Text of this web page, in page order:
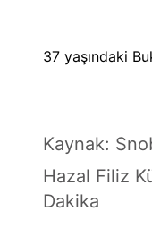
37 yaşındaki
Kaynak:
Hazal Filiz
Dakika